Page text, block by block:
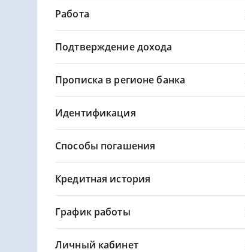
Работа
Подтверждение дохода
Прописка в регионе банка
Идентификация
Способы погашения
Кредитная история
График работы
Личный кабинет